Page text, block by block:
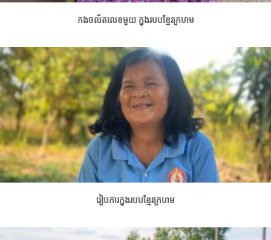
កងចល័តលេខមួយ ក្នុងរបបខ្មែរក្រហម
រៀបការក្នុងរបបខ្មែរក្រហម